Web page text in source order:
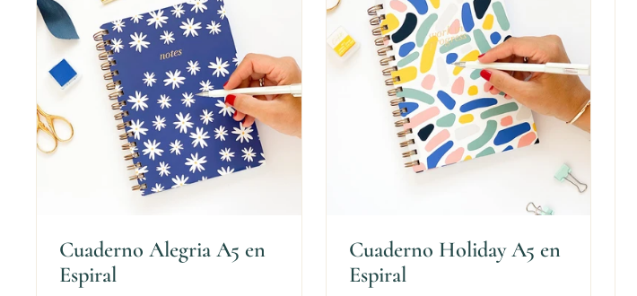
Cuaderno Alegria A5 en
Espiral
Cuaderno Holiday A5 en
Espiral